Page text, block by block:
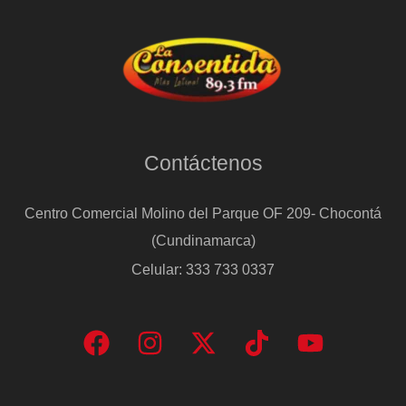
Contáctenos
Centro Comercial Molino del Parque OF 209- Chocontá
(Cundinamarca)
Celular: 333 733 0337